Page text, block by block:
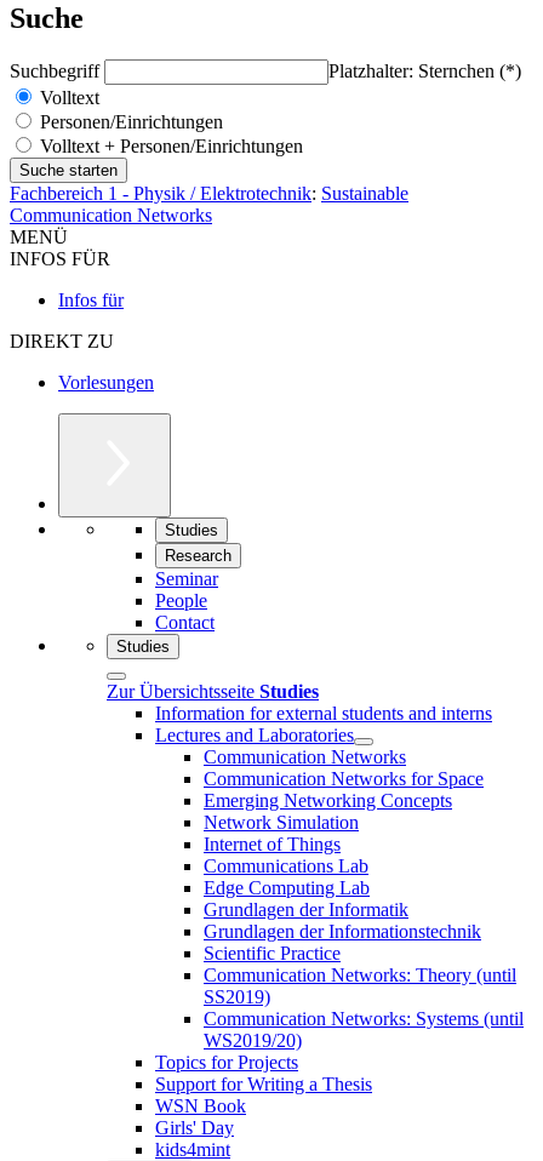
Suche
Suchbegriff
Platzhalter: Sternchen (*)
Volltext
Personen/Einrichtungen
Volltext + Personen/Einrichtungen
Fachbereich 1 - Physik / Elektrotechnik: Sustainable
Communication Networks
MENÜ
INFOS FÜR
Infos für
DIREKT ZU
Vorlesungen
Studies
Research
Seminar
People
Contact
Studies
Zur Übersichtsseite Studies
Information for external students and interns
Lectures and Laboratories
Communication Networks
Communication Networks for Space
Emerging Networking Concepts
Network Simulation
Internet of Things
Communications Lab
Edge Computing Lab
Grundlagen der Informatik
Grundlagen der Informationstechnik
Scientific Practice
Communication Networks: Theory (until
SS2019)
Communication Networks: Systems (until
WS2019/20)
Topics for Projects
Support for Writing a Thesis
WSN Book
Girls' Day
kids4mint